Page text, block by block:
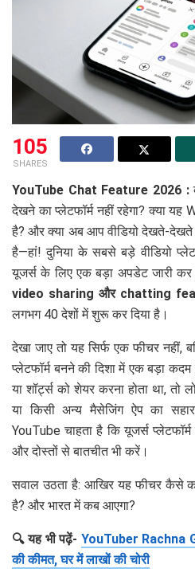
105
SHARES
YouTube Chat Feature 2026 :
देखने का प्लेटफॉर्म नहीं रहेगा? क्या
है? और क्या अब आप वीडियो देखते-देखते
है—हां! दुनिया के सबसे बड़े वीडियो
यूजर्स के लिए एक बड़ा अपडेट जारी
video sharing और chatting
लगभग 40 देशों में शुरू कर दिया है।
देखा जाए तो यह सिर्फ एक फीचर नहीं,
प्लेटफॉर्म बनने की दिशा में एक बड़ा
या शॉर्ट्स को शेयर करना होता था,
या किसी अन्य मैसेजिंग ऐप का
YouTube चाहता है कि यूजर्स
और दोस्तों से बातचीत भी करें।
सवाल उठता है: आखिर यह फीचर कैसे
है? और भारत में कब आएगा?
🔍 यह भी पढ़ें- YouTuber Rachna
की कीमत, घर में लाखों की चोरी